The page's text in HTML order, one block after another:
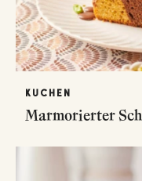
KUCHEN
Marmorierter